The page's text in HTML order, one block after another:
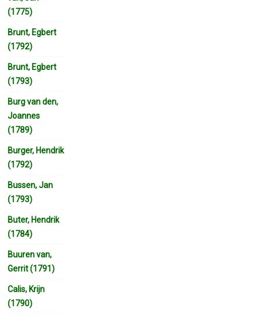
(1775)
Brunt, Egbert
(1792)
Brunt, Egbert
(1793)
Burg van den,
Joannes
(1789)
Burger, Hendrik
(1792)
Bussen, Jan
(1793)
Buter, Hendrik
(1784)
Buuren van,
Gerrit (1791)
Calis, Krijn
(1790)